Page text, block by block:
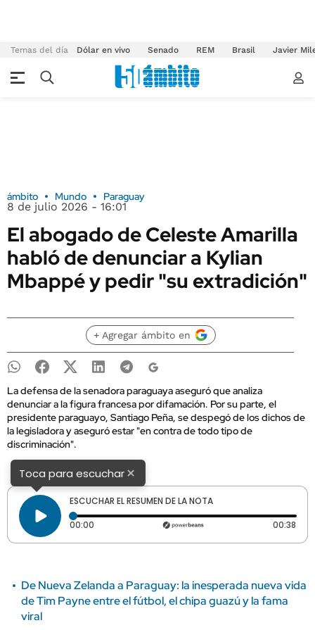
Temas del día Dólar en vivo Senado REM Brasil Javier
ámbito Mundo Paraguay
8 de julio 2026 - 16:01
El abogado de Celeste Amarilla
habló de denunciar a Kylian
Mbappé y pedir "su extradición"
+ Agregar ámbito en
La defensa de la senadora paraguaya aseguró que analiza
denunciar a la figura francesa por difamación. Por su parte, el
presidente paraguayo, Santiago Peña, se despegó de los dichos de
la legisladora y aseguró estar "en contra de todo tipo de
discriminación".
Toca para escuchar×
ESCUCHAR EL RESUMEN DE LA NOTA
00:00 Tiempo transcurrido: 0 segundos 00:38
De Nueva Zelanda a Paraguay: la inesperada nueva vida
de Tim Payne entre el fútbol, el chipa guazú y la fama
viral